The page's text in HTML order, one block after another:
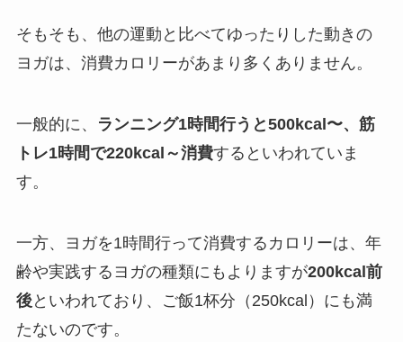
そもそも、他の運動と比べてゆったりした動きの
ヨガは、消費カロリーがあまり多くありません。
一般的に、
ランニング1時間行うと500kcal〜、筋
トレ1時間で220kcal～消費するといわれていま
す。
一方、ヨガを1時間行って消費するカロリーは、年
齢や実践するヨガの種類にもよりますが200kcal前
後といわれており、ご飯1杯分（250kcal）にも満
たないのです。